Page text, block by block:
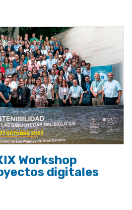
Workshop
digitales